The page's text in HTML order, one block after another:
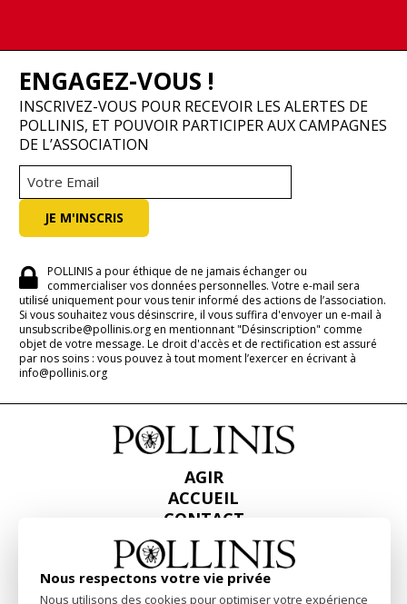
ENGAGEZ-VOUS !
INSCRIVEZ-VOUS POUR RECEVOIR LES ALERTES DE
POLLINIS, ET POUVOIR PARTICIPER AUX CAMPAGNES
DE L’ASSOCIATION
POLLINIS a pour éthique de ne jamais échanger ou
commercialiser vos données personnelles. Votre e-mail sera
utilisé uniquement pour vous tenir informé des actions de l’association.
Si vous souhaitez vous désinscrire, il vous suffira d'envoyer un e-mail à
unsubscribe@pollinis.org en mentionnant "Désinscription" comme
objet de votre message. Le droit d'accès et de rectification est assuré
par nos soins : vous pouvez à tout moment l’exercer en écrivant à
info@pollinis.org
AGIR
ACCUEIL
CONTACT
PRESSE
RAPPORTS & BILANS
Nous respectons votre vie privée
Nous utilisons des cookies pour optimiser votre expérience